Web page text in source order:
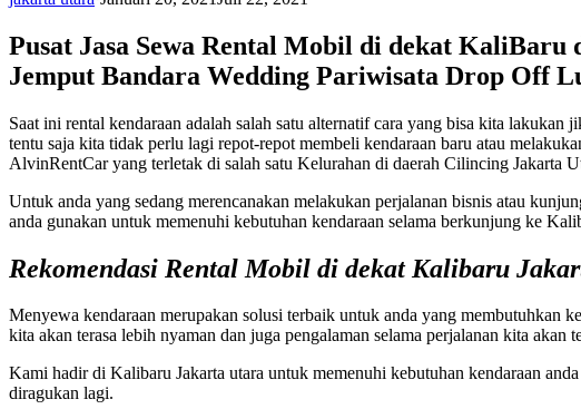
Pusat Jasa Sewa Rental Mobil di dekat
Jemput Bandara Wedding Pariwisata Drop Off
Saat ini rental kendaraan adalah salah satu alternatif cara yang bisa kita
tentu saja kita tidak perlu lagi repot-repot membeli kendaraan baru atau
AlvinRentCar yang terletak di salah satu Kelurahan di daerah Cilincing Jakarta
Untuk anda yang sedang merencanakan melakukan perjalanan bisnis atau
anda gunakan untuk memenuhi kebutuhan kendaraan selama berkunjung ke
Rekomendasi Rental Mobil di dekat Kalibaru
Menyewa kendaraan merupakan solusi terbaik untuk anda yang membutuhkan
kita akan terasa lebih nyaman dan juga pengalaman selama perjalanan kita akan
Kami hadir di Kalibaru Jakarta utara untuk memenuhi kebutuhan kendaraan
diragukan lagi.